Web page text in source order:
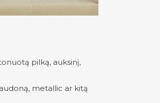
pilką, auksinį,
metallic ar kitą